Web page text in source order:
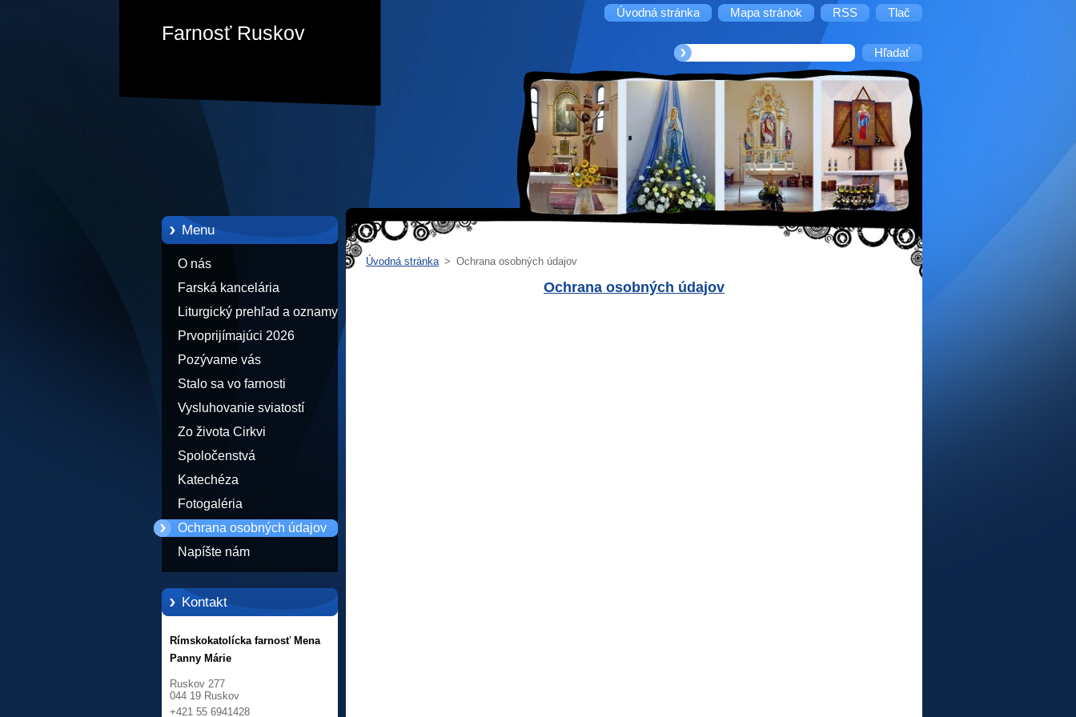
Úvodná stránka Mapa stránok RSS Tlač
Farnosť Ruskov
Menu
O nás
Farská kancelária
Liturgický prehľad a oznamy
Prvoprijímajúci 2026
Pozývame vás
Stalo sa vo farnosti
Vysluhovanie sviatostí
Zo života Cirkvi
Spoločenstvá
Katechéza
Fotogaléria
Ochrana osobných údajov
Napíšte nám
Kontakt
Rímskokatolícka farnosť Mena
Panny Márie
Ruskov 277
044 19 Ruskov
+421 55 6941428
Úvodná stránka > Ochrana osobných údajov
Ochrana osobných údajov